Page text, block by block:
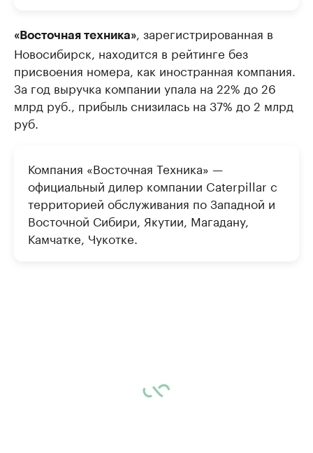
«Восточная техника» , зарегистрированная в
Новосибирск, находится в рейтинге без
присвоения номера, как иностранная компания.
За год выручка компании упала на 22% до 26
млрд руб., прибыль снизилась на 37% до 2 млрд
руб.
Компания «Восточная Техника» —
официальный дилер компании Caterpillar с
территорией обслуживания по Западной и
Восточной Сибири, Якутии, Магадану,
Камчатке, Чукотке.